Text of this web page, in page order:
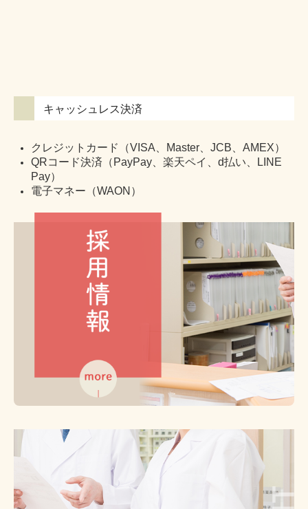
キャッシュレス決済
クレジットカード（VISA、Master、JCB、AMEX）
QRコード決済（PayPay、楽天ペイ、d払い、LINE
Pay）
電子マネー（WAON）